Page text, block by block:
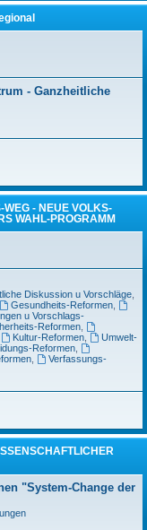
- Ganzheitliche
- NEUE VOLKS-
WAHL-PROGRAMM
Diskussion u Vorschläge,
Gesundheits-Reformen,
u Vorschlags-
Reformen,
Kultur-Reformen,
Umwelt-
Reformen,
,
Verfassungs-
"System-Change der